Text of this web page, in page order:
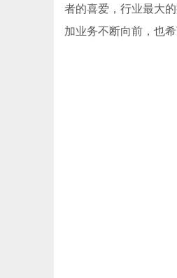
者的喜爱，行业最大
加业务不断向前，也